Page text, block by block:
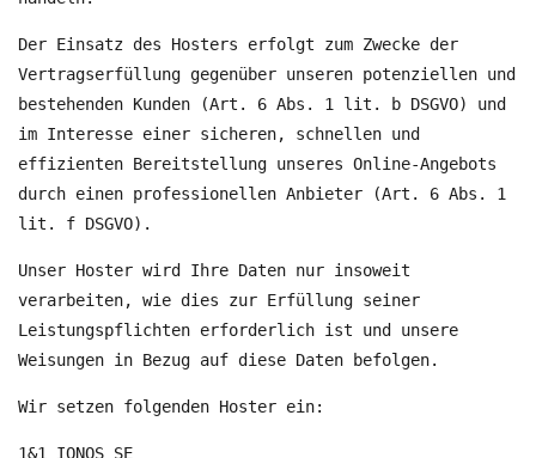
Der Einsatz des Hosters erfolgt zum Zwecke der
Vertragserfüllung gegenüber unseren potenziellen und
bestehenden Kunden (Art. 6 Abs. 1 lit. b DSGVO) und
im Interesse einer sicheren, schnellen und
effizienten Bereitstellung unseres Online-Angebots
durch einen professionellen Anbieter (Art. 6 Abs. 1
lit. f DSGVO).
Unser Hoster wird Ihre Daten nur insoweit
verarbeiten, wie dies zur Erfüllung seiner
Leistungspflichten erforderlich ist und unsere
Weisungen in Bezug auf diese Daten befolgen.
Wir setzen folgenden Hoster ein:
1&1 IONOS SE